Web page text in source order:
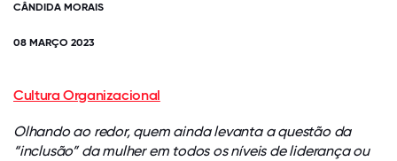
CÂNDIDA MORAIS
08 MARÇO 2023
Cultura Organizacional
Olhando ao redor, quem ainda levanta a questão da
“inclusão” da mulher em todos os níveis de liderança ou